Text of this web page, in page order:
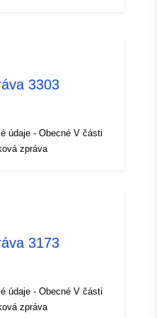
Polygon
2005
3303
údaje - Obecné V části
zpráva
3173
údaje - Obecné V části
zpráva